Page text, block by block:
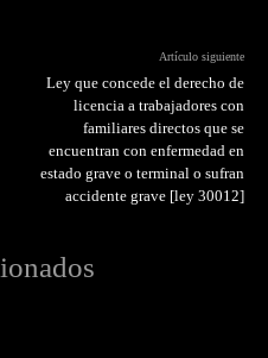
Artículo siguiente
Ley que concede el derecho de
licencia a trabajadores con
familiares directos que se
encuentran con enfermedad en
estado grave o terminal o sufran
accidente grave [ley 30012]